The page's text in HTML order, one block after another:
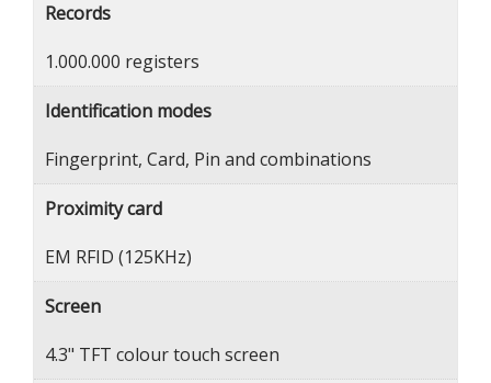
Records
1.000.000 registers
Identification modes
Fingerprint, Card, Pin and combinations
Proximity card
EM RFID (125KHz)
Screen
4.3" TFT colour touch screen